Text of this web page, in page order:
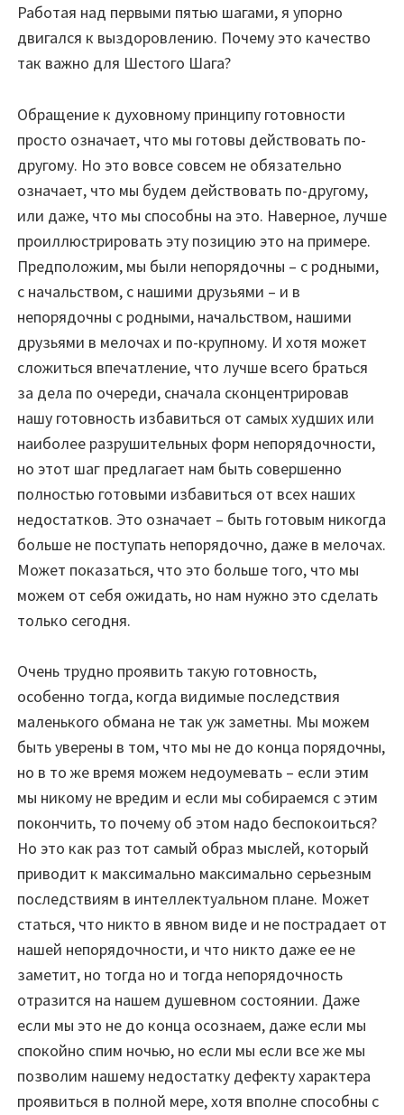
Работая над первыми пятью шагами, я упорно
двигался к выздоровлению. Почему это качество
так важно для Шестого Шага?
Обращение к духовному принципу готовности
просто означает, что мы готовы действовать по-
другому. Но это вовсе совсем не обязательно
означает, что мы будем действовать по-другому,
или даже, что мы способны на это. Наверное, лучше
проиллюстрировать эту позицию это на примере.
Предположим, мы были непорядочны – с родными,
с начальством, с нашими друзьями – и в
непорядочны с родными, начальством, нашими
друзьями в мелочах и по-крупному. И хотя может
сложиться впечатление, что лучше всего браться
за дела по очереди, сначала сконцентрировав
нашу готовность избавиться от самых худших или
наиболее разрушительных форм непорядочности,
но этот шаг предлагает нам быть совершенно
полностью готовыми избавиться от всех наших
недостатков. Это означает – быть готовым никогда
больше не поступать непорядочно, даже в мелочах.
Может показаться, что это больше того, что мы
можем от себя ожидать, но нам нужно это сделать
только сегодня.
Очень трудно проявить такую готовность,
особенно тогда, когда видимые последствия
маленького обмана не так уж заметны. Мы можем
быть уверены в том, что мы не до конца порядочны,
но в то же время можем недоумевать – если этим
мы никому не вредим и если мы собираемся с этим
покончить, то почему об этом надо беспокоиться?
Но это как раз тот самый образ мыслей, который
приводит к максимально максимально серьезным
последствиям в интеллектуальном плане. Может
статься, что никто в явном виде и не пострадает от
нашей непорядочности, и что никто даже ее не
заметит, но тогда но и тогда непорядочность
отразится на нашем душевном состоянии. Даже
если мы это не до конца осознаем, даже если мы
спокойно спим ночью, но если мы если все же мы
позволим нашему недостатку дефекту характера
проявиться в полной мере, хотя вполне способны с